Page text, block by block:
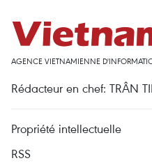
AGENCE VIETNAMIENNE
Rédacteur en chef: TRÂN
Propriété intellectuelle
RSS